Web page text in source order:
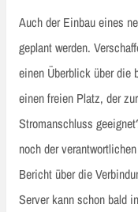
Auch der Einbau eines
geplant werden.
einen Überblick über die
einen freien Platz, der
Stromanschluss
noch der
Bericht über die
Server kann schon bald